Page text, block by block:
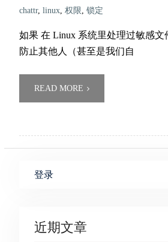
chattr, linux, 权限, 锁定
如果 在 Linux 系统里处理过敏感文
防止其他人（甚至是我们自
READ MORE
登录
近期文章